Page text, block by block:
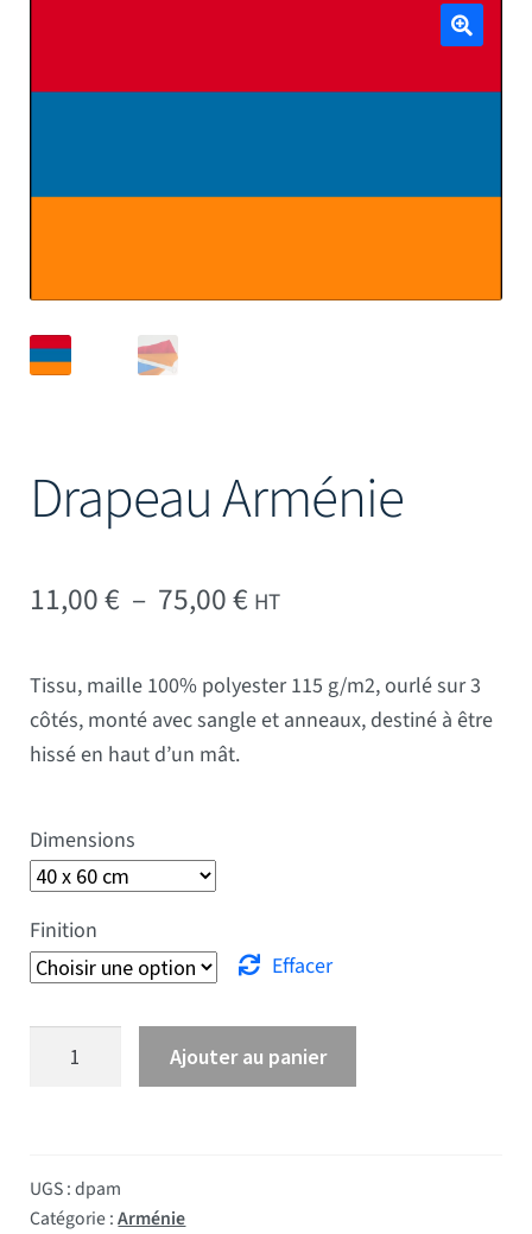
Drapeau Arménie
11,00€ – 75,00€Plage de prix : 11,00 €
HT
Tissu, maille 100% polyester 115 g/m2, ourlé sur 3
côtés, monté avec sangle et anneaux, destiné à être
hissé en haut d’un mât.
Dimensions
Finition
Effacer
quantité de Drapeau Arménie
Ajouter au panier
UGS :dpam
Catégorie :Arménie